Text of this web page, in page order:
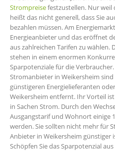
Strompreisefestzustellen. Nur weil
heißt das nicht generell, dass Sie
bezahlen müssen. Am
Energieanbieter und das eröffnet
aus zahlreichen Tarifen zu wählen.
stehen in einem enormen
Sparpotenziale für die
Stromanbieter in Weikersheim
günstigeren Energielieferanten
Weikersheim entfernt. Ihr Vorteil
in Sachen Strom. Durch den
Ausgangstarif und Wohnort einige
werden. Sie sollten nicht mehr für
Anbieter in Weikersheim günstiger
Schöpfen Sie das Sparpotenzial